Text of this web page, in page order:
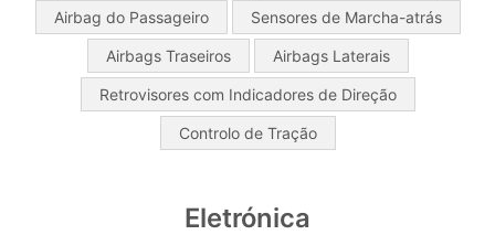
Airbag do Passageiro Sensores de Marcha-atrás
Airbags Traseiros Airbags Laterais
Retrovisores com Indicadores de Direção
Controlo de Tração
Eletrónica